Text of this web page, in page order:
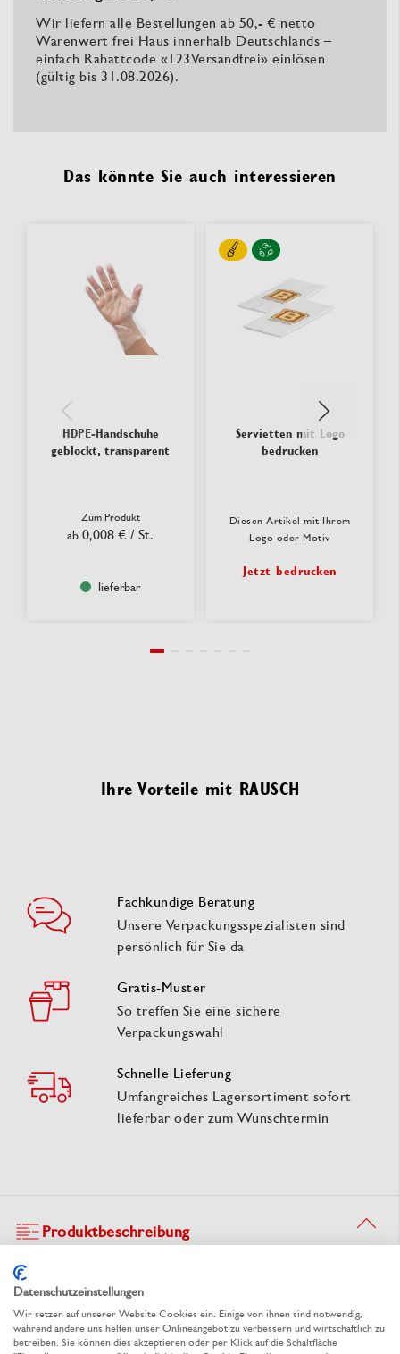
Wir liefern alle Bestellungen ab 50,- € netto
Warenwert frei Haus innerhalb Deutschlands –
einfach Rabattcode «123Versandfrei» einlösen
(gültig bis 31.08.2026).
Das könnte Sie auch interessieren
HDPE-Handschuhe
geblockt, transparent
Zum Produkt
ab 0,008 € / St.
lieferbar
Servietten mit Logo
bedrucken
Diesen Artikel mit Ihrem
Logo oder Motiv
Jetzt bedrucken
Ihre Vorteile mit RAUSCH
Fachkundige Beratung
Unsere Verpackungsspezialisten sind
persönlich für Sie da
Gratis-Muster
So treffen Sie eine sichere
Verpackungswahl
Schnelle Lieferung
Umfangreiches Lagersortiment sofort
lieferbar oder zum Wunschtermin
Produktbeschreibung
Flachbeutel aus CPP genadelt &
geblockt
Datenschutzeinstellungen
Wir setzen auf unserer Website Cookies ein. Einige von ihnen sind notwendig,
während andere uns helfen unser Onlineangebot zu verbessern und wirtschaftlich zu
betreiben. Sie können dies akzeptieren oder per Klick auf die Schaltfläche